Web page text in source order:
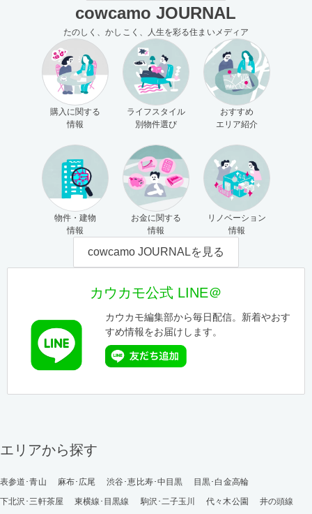
cowcamo JOURNAL
たのしく、かしこく、人生を彩る住まいメディア
購入に関する
情報
ライフスタイル
別物件選び
おすすめ
エリア紹介
物件・建物
情報
お金に関する
情報
リノベーション
情報
cowcamo JOURNALを見る
カウカモ公式 LINE＠
カウカモ編集部から毎日配信。新着やおす
すめ情報をお届けします。
エリアから探す
表参道･青山 麻布･広尾 渋谷･恵比寿･中目黒
目黒･白金高輪
下北沢･三軒茶屋
東横線･目黒線 駒沢･二子玉川 代々木公園
井の頭線